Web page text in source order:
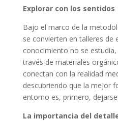
Explorar con los sentidos
Bajo el marco de la
se convierten en talleres de
conocimiento no se
través de materiales
conectan con la realidad
descubriendo que la mejor
entorno es, primero,
La importancia del